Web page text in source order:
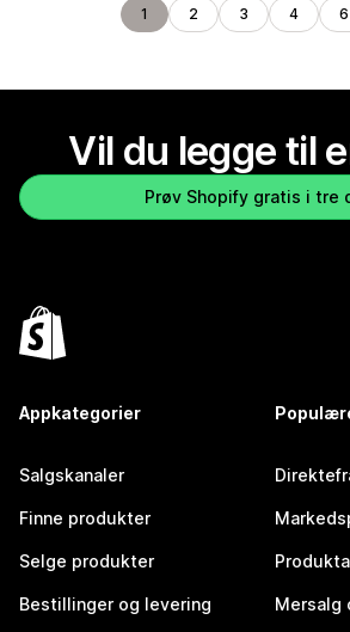
1 2 3 4 6
Vil du legge til
Prøv Shopify gratis i tre
Appkategorier
Salgskanaler
Finne produkter
Selge produkter
Bestillinger og levering Mersalg